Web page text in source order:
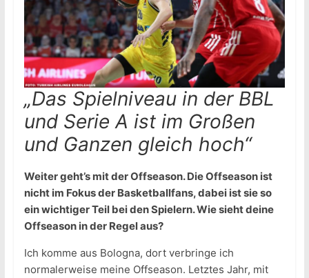
„Das Spielniveau in der BBL
und Serie A ist im Großen
und Ganzen gleich hoch“
Weiter geht’s mit der Offseason. Die Offseason ist
nicht im Fokus der Basketballfans, dabei ist sie so
ein wichtiger Teil bei den Spielern. Wie sieht deine
Offseason in der Regel aus?
Ich komme aus Bologna, dort verbringe ich
normalerweise meine Offseason. Letztes Jahr, mit